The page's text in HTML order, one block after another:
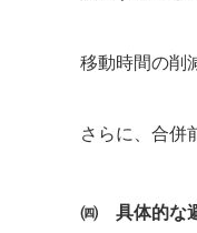
移動時間の削
さらに、合併
㈣ 具体的な